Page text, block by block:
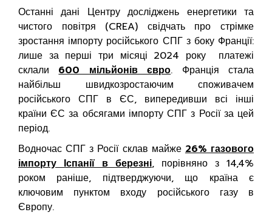
Останні дані Центру досліджень енергетики та
чистого повітря (CREA) свідчать про стрімке
зростання імпорту російського СПГ з боку Франції:
лише за перші три місяці 2024 року платежі
склали600 мільйонів євро. Франція стала
найбільш швидкозростаючим споживачем
російського СПГ в ЄС, випередивши всі інші
країни ЄС за обсягами імпорту СПГ з Росії за цей
період.
Водночас СПГ з Росії склав майже26% газового
імпорту Іспанії в березні, порівняно з 14,4%
роком раніше, підтверджуючи, що країна є
ключовим пунктом входу російського газу в
Європу.